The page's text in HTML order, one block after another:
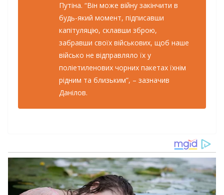
Путіна. “Він може війну закінчити в
будь-який момент, підписавши
капітуляцію, склавши зброю,
забравши своїх військових, щоб наше
військо не відправляло їх у
поліетиленових чорних пакетах їхнім
рідним та близьким”, – зазначив
Данілов.